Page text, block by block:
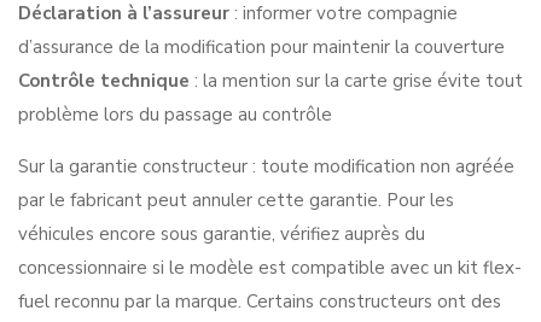
Déclaration à l’assureur : informer votre compagnie
d’assurance de la modification pour maintenir la couverture
Contrôle technique : la mention sur la carte grise évite tout
problème lors du passage au contrôle
Sur la garantie constructeur : toute modification non agréée
par le fabricant peut annuler cette garantie. Pour les
véhicules encore sous garantie, vérifiez auprès du
concessionnaire si le modèle est compatible avec un kit flex-
fuel reconnu par la marque. Certains constructeurs ont des